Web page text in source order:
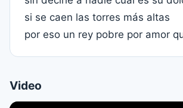
si se caen las torres más altas
por eso un rey pobre por amor
Video